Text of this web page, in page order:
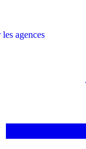
les agences